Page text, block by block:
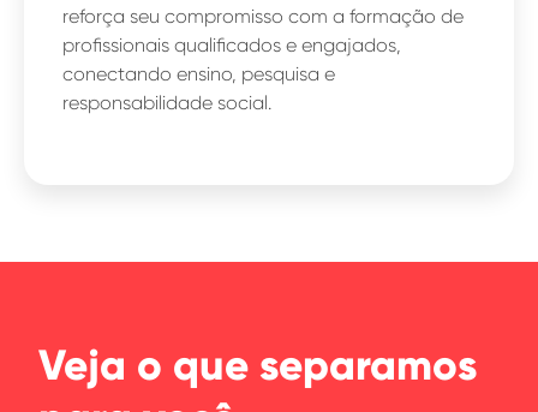
reforça seu compromisso com a formação de
profissionais qualificados e engajados,
conectando ensino, pesquisa e
responsabilidade social.
Veja o que separamos